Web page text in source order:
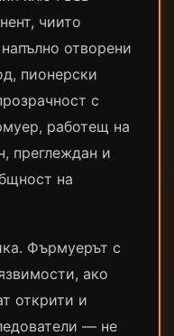
чиито
отворени
пионерски
с
работещ на
преглеждан и
на
Фърмуерът с
ако
открити и
— не